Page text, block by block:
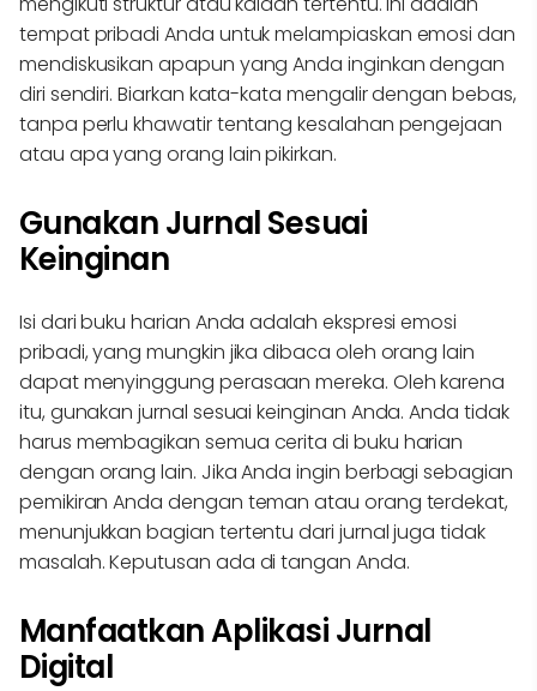
tempat pribadi Anda untuk melampiaskan emosi dan
mendiskusikan apapun yang Anda inginkan dengan
diri sendiri. Biarkan kata-kata mengalir dengan bebas,
tanpa perlu khawatir tentang kesalahan pengejaan
atau apa yang orang lain pikirkan.
Gunakan Jurnal Sesuai
Keinginan
Isi dari buku harian Anda adalah ekspresi emosi
pribadi, yang mungkin jika dibaca oleh orang lain
dapat menyinggung perasaan mereka. Oleh karena
itu, gunakan jurnal sesuai keinginan Anda. Anda tidak
harus membagikan semua cerita di buku harian
dengan orang lain. Jika Anda ingin berbagi sebagian
pemikiran Anda dengan teman atau orang terdekat,
menunjukkan bagian tertentu dari jurnal juga tidak
masalah. Keputusan ada di tangan Anda.
Manfaatkan Aplikasi Jurnal
Digital